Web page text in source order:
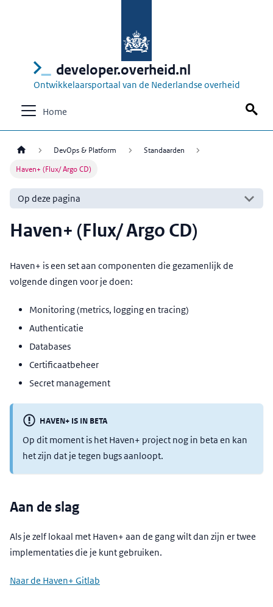
developer.overheid.nl
Ontwikkelaarsportaal van de Nederlandse overheid
Home
DevOps & Platform
Standaarden
Haven+ (Flux/ Argo CD)
Op deze pagina
Haven+ (Flux/ Argo CD)
Haven+ is een set aan componenten die gezamenlijk de
volgende dingen voor je doen:
Monitoring (metrics, logging en tracing)
Authenticatie
Databases
Certificaatbeheer
Secret management
HAVEN+ IS IN BETA
Op dit moment is het Haven+ project nog in beta en kan
het zijn dat je tegen bugs aanloopt.
Aan de slag
Als je zelf lokaal met Haven+ aan de gang wilt dan zijn er twee
implementaties die je kunt gebruiken.
Naar de Haven+ Gitlab